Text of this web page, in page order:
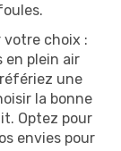
votre choix :
en plein air
une
la bonne
Optez pour
envies pour